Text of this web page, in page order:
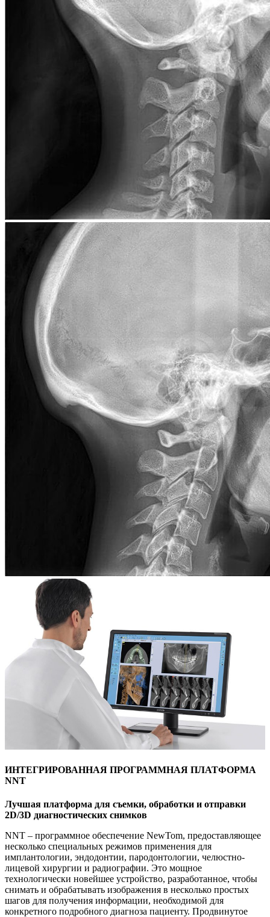
ИНТЕГРИРОВАННАЯ ПРОГРАММНАЯ ПЛАТФОРМА
NNT
Лучшая платформа для съемки, обработки и отправки
2D/3D диагностических снимков
NNT – программное обеспечение NewTom, предоставляющее
несколько специальных режимов применения для
имплантологии, эндодонтии, пародонтологии, челюстно-
лицевой хирургии и радиографии. Это мощное
технологически новейшее устройство, разработанное, чтобы
снимать и обрабатывать изображения в несколько простых
шагов для получения информации, необходимой для
конкретного подробного диагноза пациенту. Продвинутое